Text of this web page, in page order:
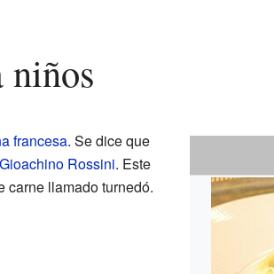
niños
francesa. Se dice que
Gioachino Rossini. Este
carne llamado turnedó.